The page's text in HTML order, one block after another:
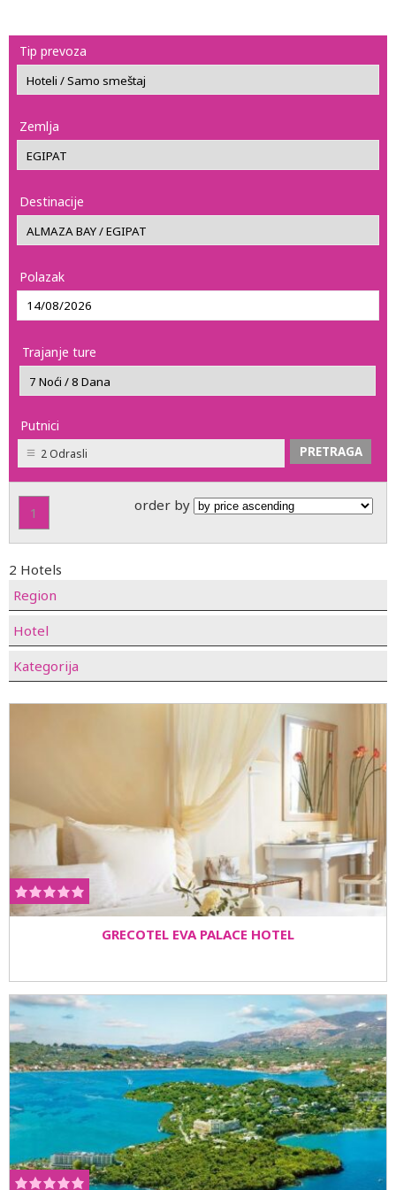
Tip prevoza
Zemlja
Destinacije
Polazak
Trajanje ture
Putnici
2 Odrasli
1 order by
2 Hotels
Region
Hotel
Kategorija
GRECOTEL EVA PALACE HOTEL